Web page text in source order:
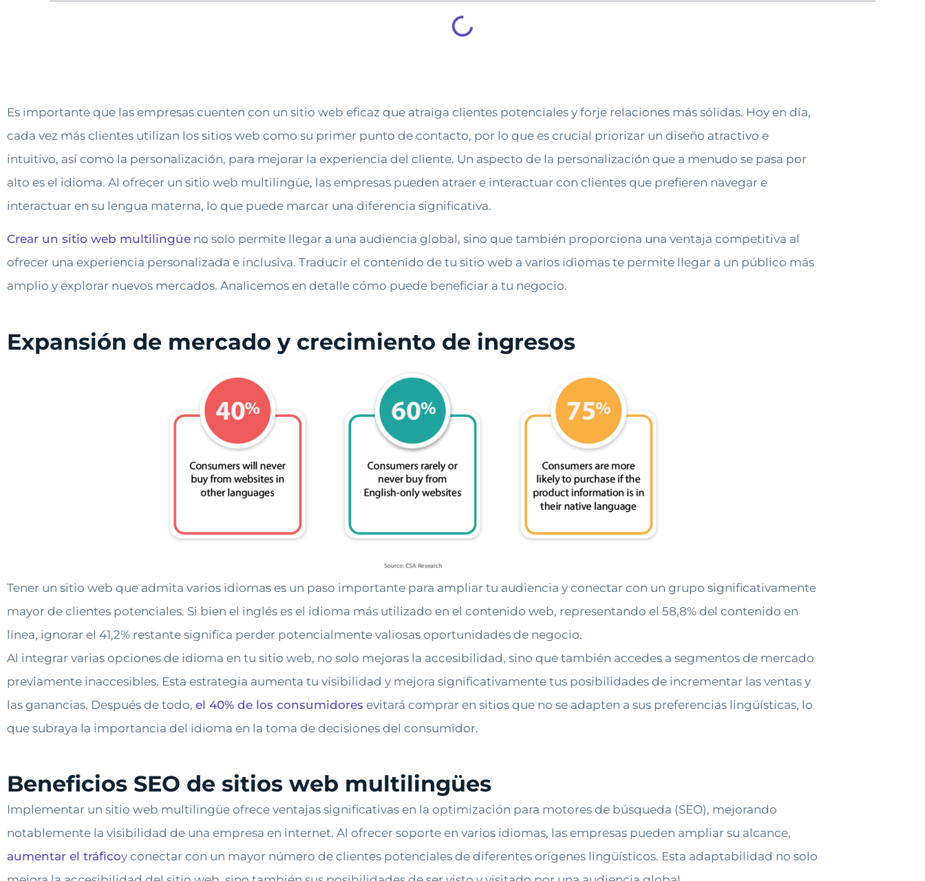
Es importante que las empresas cuenten con un sitio web eficaz que atraiga clientes potenciales y forje relaciones más sólidas. Hoy en día,
cada vez más clientes utilizan los sitios web como su primer punto de contacto, por lo que es crucial priorizar un diseño atractivo e
intuitivo, así como la personalización, para mejorar la experiencia del cliente. Un aspecto de la personalización que a menudo se pasa por
alto es el idioma. Al ofrecer un sitio web multilingüe, las empresas pueden atraer e interactuar con clientes que prefieren navegar e
interactuar en su lengua materna, lo que puede marcar una diferencia significativa.
Crear un sitio web multilingüe no solo permite llegar a una audiencia global, sino que también proporciona una ventaja competitiva al
ofrecer una experiencia personalizada e inclusiva. Traducir el contenido de tu sitio web a varios idiomas te permite llegar a un público más
amplio y explorar nuevos mercados. Analicemos en detalle cómo puede beneficiar a tu negocio.
Expansión de mercado y crecimiento de ingresos
Tener un sitio web que admita varios idiomas es un paso importante para ampliar tu audiencia y conectar con un grupo significativamente
mayor de clientes potenciales. Si bien el inglés es el idioma más utilizado en el contenido web, representando el 58,8% del contenido en
línea, ignorar el 41,2% restante significa perder potencialmente valiosas oportunidades de negocio.
Al integrar varias opciones de idioma en tu sitio web, no solo mejoras la accesibilidad, sino que también accedes a segmentos de mercado
previamente inaccesibles. Esta estrategia aumenta tu visibilidad y mejora significativamente tus posibilidades de incrementar las ventas y
las ganancias. Después de todo, el 40% de los consumidores evitará comprar en sitios que no se adapten a sus preferencias lingüísticas, lo
que subraya la importancia del idioma en la toma de decisiones del consumidor.
Beneficios SEO de sitios web multilingües
Implementar un sitio web multilingüe ofrece ventajas significativas en la optimización para motores de búsqueda (SEO), mejorando
notablemente la visibilidad de una empresa en internet. Al ofrecer soporte en varios idiomas, las empresas pueden ampliar su alcance,
aumentar el tráficoy conectar con un mayor número de clientes potenciales de diferentes orígenes lingüísticos. Esta adaptabilidad no solo